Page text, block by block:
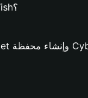
ما هي أفضل محفظة CyberWish؟